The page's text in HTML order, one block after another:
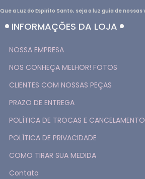
Que a Luz do Espirito Santo, seja a luz guia de nossas
INFORMAÇÕES DA LOJA
NOSSA EMPRESA
NOS CONHEÇA MELHOR! FOTOS
CLIENTES COM NOSSAS PEÇAS
PRAZO DE ENTREGA
POLÍTICA DE TROCAS E
POLÍTICA DE PRIVACIDADE
COMO TIRAR SUA MEDIDA
Contato